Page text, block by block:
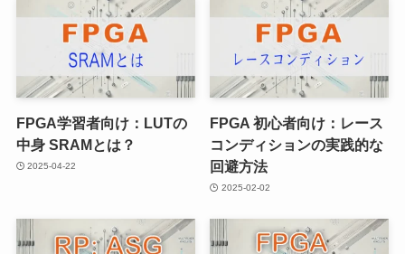
FPGA学習者向け：LUTの
中身 SRAMとは？
2025-04-22
FPGA 初心者向け：レース
コンディションの実践的な
回避方法
2025-02-02